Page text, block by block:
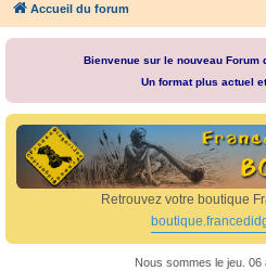
Accueil du forum
Bienvenue sur le nouveau Forum
Un format plus actuel
Retrouvez votre boutique
Nous sommes le jeu. 06